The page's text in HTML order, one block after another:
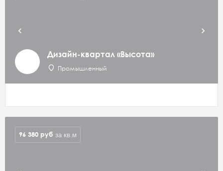
Дизайн-квартал «Высота»
Промышленный
96 380 руб за кв.м